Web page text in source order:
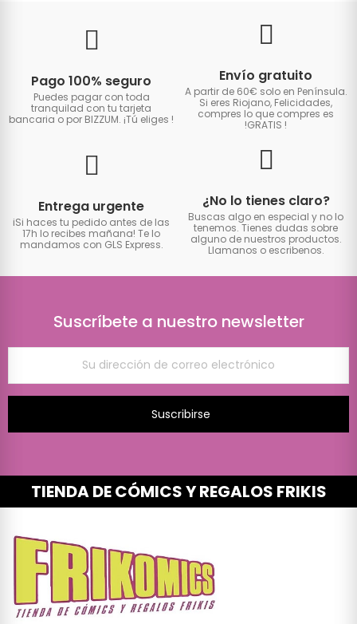
Pago 100% seguro
Puedes pagar con toda
tranquilad con tu tarjeta
bancaria o por BIZZUM. ¡Tú eliges !
Envío gratuito
A partir de 60€ solo en Península.
Si eres Riojano, Felicidades,
compres lo que compres es
!GRATIS !
Entrega urgente
iSi haces tu pedido antes de las
17h lo recibes mañana! Te lo
mandamos con GLS Express.
¿No lo tienes claro?
Buscas algo en especial y no lo
tenemos. Tienes dudas sobre
alguno de nuestros productos.
Llamanos o escribenos.
Suscríbete a nuestro newsletter
Suscribirse
TIENDA DE CÓMICS Y REGALOS FRIKIS